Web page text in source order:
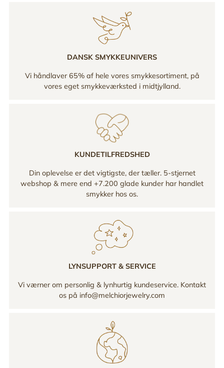
DANSK SMYKKEUNIVERS
Vi håndlaver 65% af hele vores smykkesortiment, på
vores eget smykkeværksted i midtjylland.
KUNDETILFREDSHED
Din oplevelse er det vigtigste, der tæller. 5-stjernet
webshop & mere end +7.200 glade kunder har handlet
smykker hos os.
LYNSUPPORT & SERVICE
Vi værner om personlig & lynhurtig kundeservice. Kontakt
os på info@melchiorjewelry.com